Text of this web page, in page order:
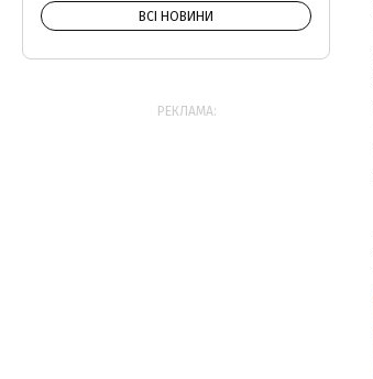
ВСІ НОВИНИ
РЕКЛАМА: